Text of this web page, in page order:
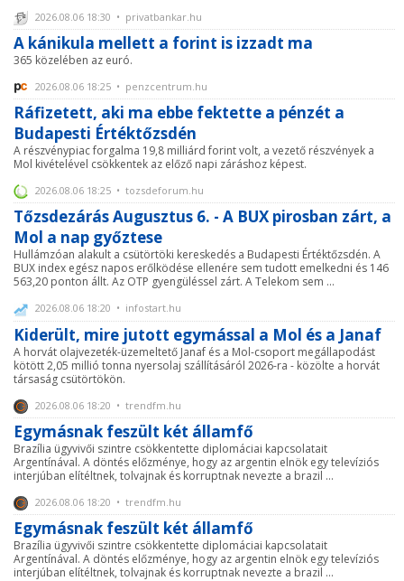
2026.08.06 18:30 • privatbankar.hu
A kánikula mellett a forint is izzadt ma
365 közelében az euró.
2026.08.06 18:25 • penzcentrum.hu
Ráfizetett, aki ma ebbe fektette a pénzét a
Budapesti Értéktőzsdén
A részvénypiac forgalma 19,8 milliárd forint volt, a vezető részvények a
Mol kivételével csökkentek az előző napi záráshoz képest.
2026.08.06 18:25 • tozsdeforum.hu
Tőzsdezárás Augusztus 6. - A BUX pirosban zárt, a
Mol a nap győztese
Hullámzóan alakult a csütörtöki kereskedés a Budapesti Értéktőzsdén. A
BUX index egész napos erőlködése ellenére sem tudott emelkedni és 146
563,20 ponton állt. Az OTP gyengüléssel zárt. A Telekom sem ...
2026.08.06 18:20 • infostart.hu
Kiderült, mire jutott egymással a Mol és a Janaf
A horvát olajvezeték-üzemeltető Janaf és a Mol-csoport megállapodást
kötött 2,05 millió tonna nyersolaj szállításáról 2026-ra - közölte a horvát
társaság csütörtökön.
2026.08.06 18:20 • trendfm.hu
Egymásnak feszült két államfő
Brazília ügyvivői szintre csökkentette diplomáciai kapcsolatait
Argentínával. A döntés előzménye, hogy az argentin elnök egy televíziós
interjúban elítéltnek, tolvajnak és korruptnak nevezte a brazil ...
2026.08.06 18:20 • trendfm.hu
Egymásnak feszült két államfő
Brazília ügyvivői szintre csökkentette diplomáciai kapcsolatait
Argentínával. A döntés előzménye, hogy az argentin elnök egy televíziós
interjúban elítéltnek, tolvajnak és korruptnak nevezte a brazil ...